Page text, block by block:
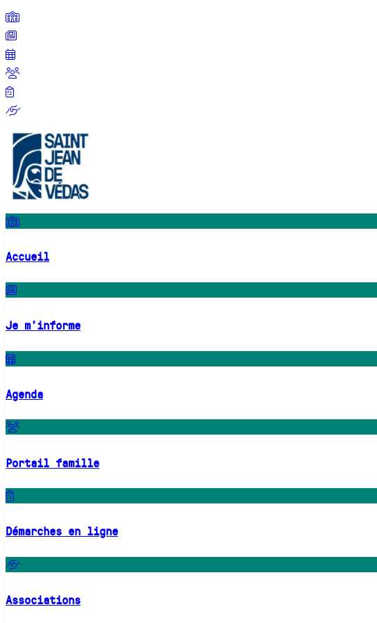
Accueil
Je m'informe
Agenda
Portail famille
Démarches en ligne
Associations